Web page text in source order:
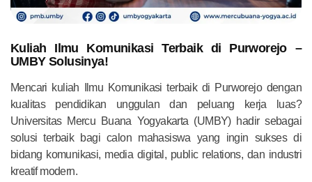
Kuliah Ilmu Komunikasi Terbaik di Purworejo –
UMBY Solusinya!
Mencari kuliah Ilmu Komunikasi terbaik di Purworejo dengan
kualitas pendidikan unggulan dan peluang kerja luas?
Universitas Mercu Buana Yogyakarta (UMBY) hadir sebagai
solusi terbaik bagi calon mahasiswa yang ingin sukses di
bidang komunikasi, media digital, public relations, dan industri
kreatif modern.